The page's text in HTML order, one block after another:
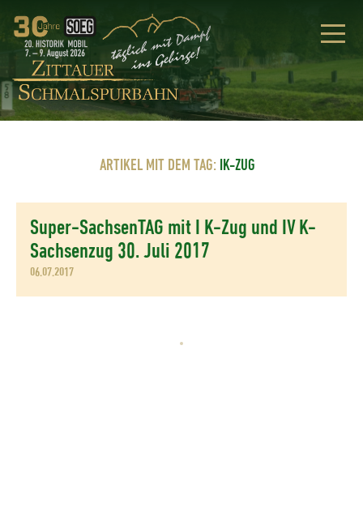
ARTIKEL MIT DEM TAG: IK-ZUG
Super-SachsenTAG mit I K-Zug und IV K-
Sachsenzug 30. Juli 2017
06.07.2017